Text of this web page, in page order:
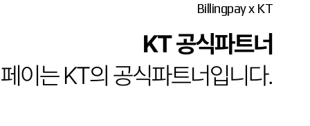
Billingpay x KT
KT 공식파트너
이는 KT의 공식파트너입니다.